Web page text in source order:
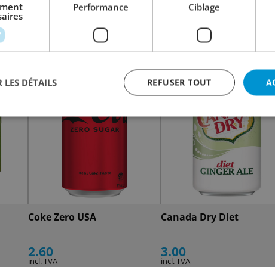
Coke Zero USA
2.60
incl. TVA
Canada Dry Diet
3.00
incl. TVA
Performance Ciblage
REFUSER TOUT
LES DÉTAILS